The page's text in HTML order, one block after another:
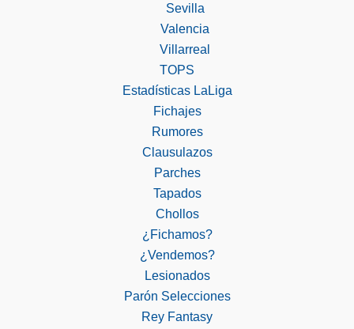
Sevilla
Valencia
Villarreal
TOPS
Estadísticas LaLiga
Fichajes
Rumores
Clausulazos
Parches
Tapados
Chollos
¿Fichamos?
¿Vendemos?
Lesionados
Parón Selecciones
Rey Fantasy